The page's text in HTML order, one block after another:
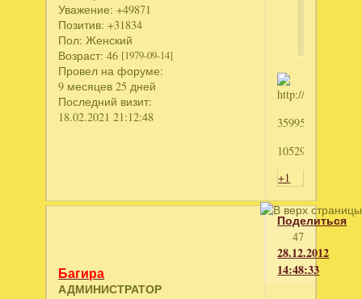
Уважение: +49871
Позитив: +31834
Пол: Женский
Возраст: 46 [1979-09-14]
Провел на форуме:
9 месяцев 25 дней
Последний визит:
18.02.2021 21:12:48
3599584649
1052974257
+1
Поделиться
47
28.12.2012
14:48:33
Багира
АДМИНИСТРАТОР